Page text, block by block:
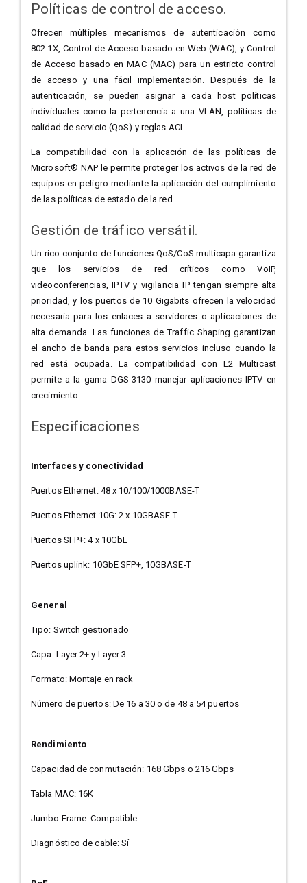
Políticas de control de acceso.
Ofrecen múltiples mecanismos de autenticación como
802.1X, Control de Acceso basado en Web (WAC), y Control
de Acceso basado en MAC (MAC) para un estricto control
de acceso y una fácil implementación. Después de la
autenticación, se pueden asignar a cada host políticas
individuales como la pertenencia a una VLAN, políticas de
calidad de servicio (QoS) y reglas ACL.
La compatibilidad con la aplicación de las políticas de
Microsoft® NAP le permite proteger los activos de la red de
equipos en peligro mediante la aplicación del cumplimiento
de las políticas de estado de la red.
Gestión de tráfico versátil.
Un rico conjunto de funciones QoS/CoS multicapa garantiza
que los servicios de red críticos como VoIP,
videoconferencias, IPTV y vigilancia IP tengan siempre alta
prioridad, y los puertos de 10 Gigabits ofrecen la velocidad
necesaria para los enlaces a servidores o aplicaciones de
alta demanda. Las funciones de Traffic Shaping garantizan
el ancho de banda para estos servicios incluso cuando la
red está ocupada. La compatibilidad con L2 Multicast
permite a la gama DGS-3130 manejar aplicaciones IPTV en
crecimiento.
Especificaciones
Interfaces y conectividad
Puertos Ethernet: 48 x 10/100/1000BASE-T
Puertos Ethernet 10G: 2 x 10GBASE-T
Puertos SFP+: 4 x 10GbE
Puertos uplink: 10GbE SFP+, 10GBASE-T
General
Tipo: Switch gestionado
Capa: Layer 2+ y Layer 3
Formato: Montaje en rack
Número de puertos: De 16 a 30 o de 48 a 54 puertos
Rendimiento
Capacidad de conmutación: 168 Gbps o 216 Gbps
Tabla MAC: 16K
Jumbo Frame: Compatible
Diagnóstico de cable: Sí